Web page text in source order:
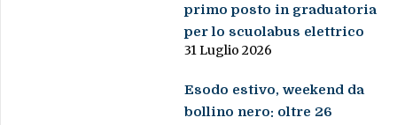
primo posto in graduatoria
per lo scuolabus elettrico
31 Luglio 2026
Esodo estivo, weekend da
bollino nero: oltre 26